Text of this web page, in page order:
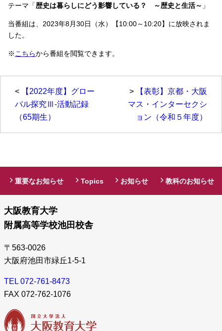
テーマ「歴史は暮らしにどう影響している？ ～歴史と生活～ 」
当番組は、2023年8月30日（水）【10:00～10:20】に放映されま
した。
※ こちらから番組を閲覧できます。
<
【2022年度】グロー
バル探究Ⅲ-活動記録
（65期生）
>
【表彰】京都・大阪
マス・インターセクシ
ョン（令和５年度）
重要なお知らせ Topics お知らせ 教科のお知らせ
大阪教育大学
附属高等学校池田校舎
〒563-0026
大阪府池田市緑丘1-5-1
TEL 072-761-8473
FAX 072-762-1076